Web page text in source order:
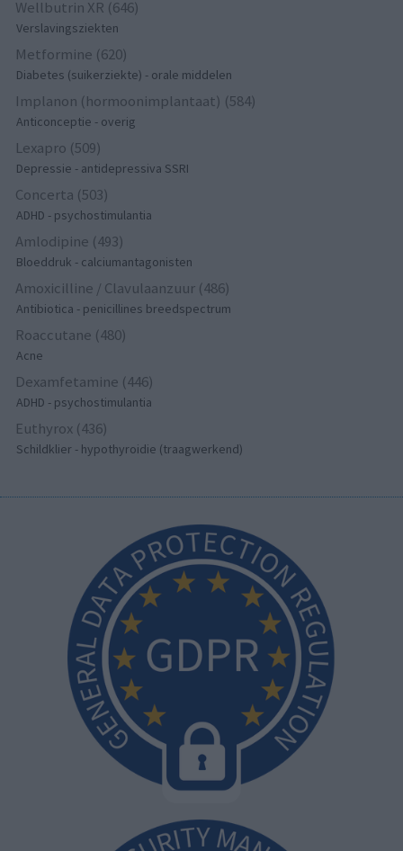
Wellbutrin XR (646)
Verslavingsziekten
Metformine (620)
Diabetes (suikerziekte) - orale middelen
Implanon (hormoonimplantaat) (584)
Anticonceptie - overig
Lexapro (509)
Depressie - antidepressiva SSRI
Concerta (503)
ADHD - psychostimulantia
Amlodipine (493)
Bloeddruk - calciumantagonisten
Amoxicilline / Clavulaanzuur (486)
Antibiotica - penicillines breedspectrum
Roaccutane (480)
Acne
Dexamfetamine (446)
ADHD - psychostimulantia
Euthyrox (436)
Schildklier - hypothyroidie (traagwerkend)